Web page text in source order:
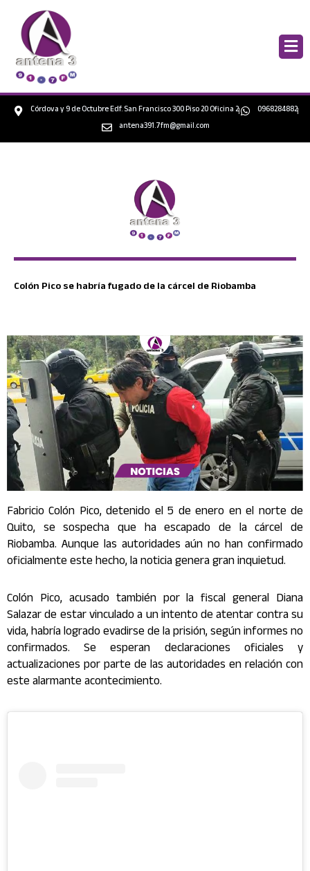
contenido
Córdova y 9 de Octubre Edf. San Francisco 300 Piso 20 Oficina 2
0968284882
antena391.7fm@gmail.com
Colón Pico se habría fugado de la cárcel de Riobamba
Fabricio Colón Pico, detenido el 5 de enero en el norte de
Quito, se sospecha que ha escapado de la cárcel de
Riobamba. Aunque las autoridades aún no han confirmado
oficialmente este hecho, la noticia genera gran inquietud.
Colón Pico, acusado también por la fiscal general Diana
Salazar de estar vinculado a un intento de atentar contra su
vida, habría logrado evadirse de la prisión, según informes no
confirmados. Se esperan declaraciones oficiales y
actualizaciones por parte de las autoridades en relación con
este alarmante acontecimiento.